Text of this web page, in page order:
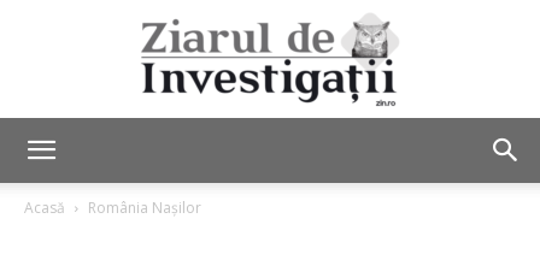
Acasă România Nașilor